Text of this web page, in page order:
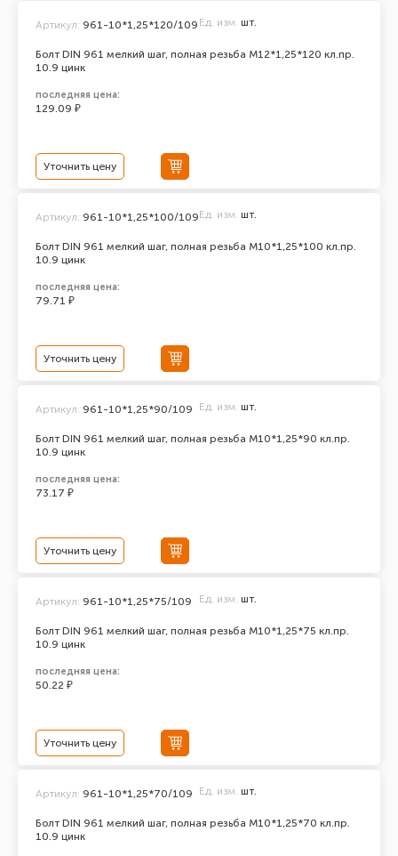
Болт DIN 961 мелкий шаг, полная резьба M12*1,25*120 кл.пр.
10.9 цинк
Артикул: 961-10*1,25*120/109 Ед. изм. шт.
последняя цена:
129.09 ₽
Уточнить цену
Болт DIN 961 мелкий шаг, полная резьба M10*1,25*100 кл.пр.
10.9 цинк
Артикул: 961-10*1,25*100/109Ед. изм. шт.
последняя цена:
79.71 ₽
Уточнить цену
Болт DIN 961 мелкий шаг, полная резьба M10*1,25*90 кл.пр.
10.9 цинк
Артикул: 961-10*1,25*90/109 Ед. изм. шт.
последняя цена:
73.17 ₽
Уточнить цену
Болт DIN 961 мелкий шаг, полная резьба M10*1,25*75 кл.пр.
10.9 цинк
Артикул: 961-10*1,25*75/109 Ед. изм. шт.
последняя цена:
50.22 ₽
Уточнить цену
Болт DIN 961 мелкий шаг, полная резьба M10*1,25*70 кл.пр.
10.9 цинк
Артикул: 961-10*1,25*70/109 Ед. изм. шт.